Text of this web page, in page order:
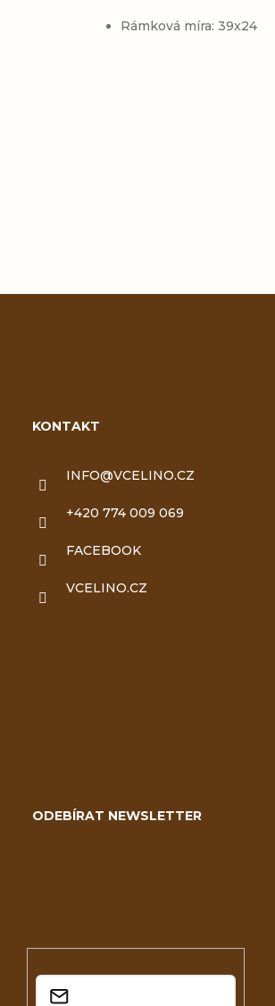
Rámková míra: 39x24
KONTAKT
INFO@VCELINO.CZ
+420 774 009 069
FACEBOOK
VCELINO.CZ
ODEBÍRAT NEWSLETTER